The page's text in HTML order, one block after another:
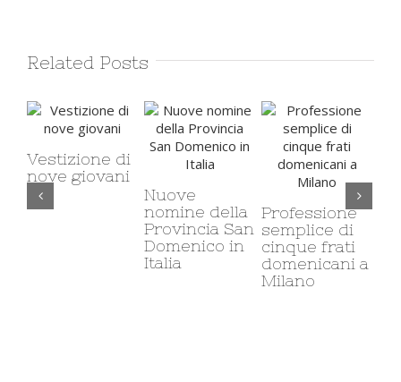
Related Posts
Vestizione di
nove giovani
Nuove
nomine della
Provincia San
Domenico in
Italia
Professione
semplice di
cinque frati
domenicani a
Milano